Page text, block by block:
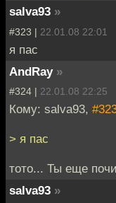
salva93 »
#323 | 22.01.08 22:01
я пас
AndRay »
#324 | 22.01.08 22:25
Кому: salva93,
> я пас
тото... Ты еще
salva93 »